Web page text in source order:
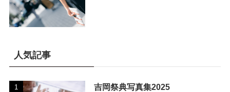
人気記事
吉岡祭典写真集2025